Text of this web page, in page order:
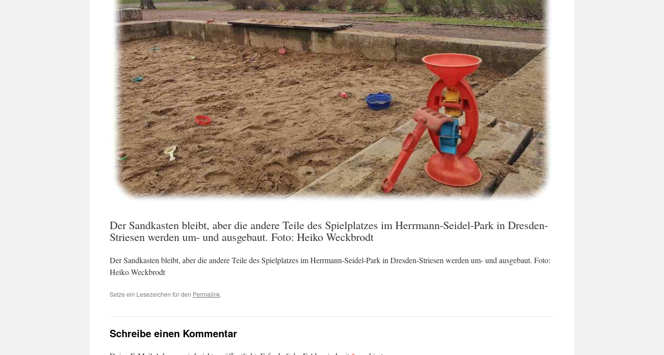
Der Sandkasten bleibt, aber die andere Teile des Spielplatzes im Herrmann-Seidel-Park in Dresden-
Striesen werden um- und ausgebaut. Foto: Heiko Weckbrodt
Der Sandkasten bleibt, aber die andere Teile des Spielplatzes im Herrmann-Seidel-Park in Dresden-Striesen werden um- und ausgebaut. Foto:
Heiko Weckbrodt
Setze ein Lesezeichen für den Permalink.
Schreibe einen Kommentar